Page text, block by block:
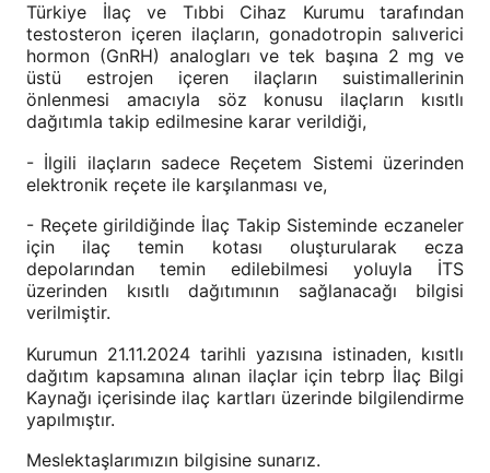
Türkiye İlaç ve Tıbbi Cihaz Kurumu tarafından
testosteron içeren ilaçların, gonadotropin salıverici
hormon (GnRH) analogları ve tek başına 2 mg ve
üstü estrojen içeren ilaçların suistimallerinin
önlenmesi amacıyla söz konusu ilaçların kısıtlı
dağıtımla takip edilmesine karar verildiği,
- İlgili ilaçların sadece Reçetem Sistemi üzerinden
elektronik reçete ile karşılanması ve,
- Reçete girildiğinde İlaç Takip Sisteminde eczaneler
için ilaç temin kotası oluşturularak ecza
depolarından temin edilebilmesi yoluyla İTS
üzerinden kısıtlı dağıtımının sağlanacağı bilgisi
verilmiştir.
Kurumun 21.11.2024 tarihli yazısına istinaden, kısıtlı
dağıtım kapsamına alınan ilaçlar için tebrp İlaç Bilgi
Kaynağı içerisinde ilaç kartları üzerinde bilgilendirme
yapılmıştır.
Meslektaşlarımızın bilgisine sunarız.